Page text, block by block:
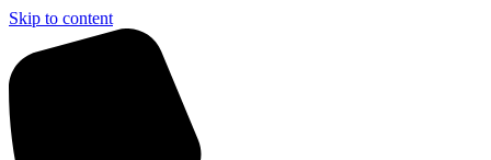
Skip to content